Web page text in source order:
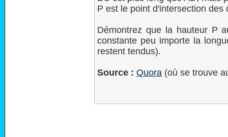
P est le point d'intersection des
Démontrez que la hauteur P
constante peu importe la
restent tendus).
Source : Quora (où se trouve